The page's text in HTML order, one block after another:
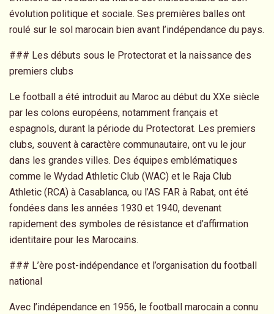
évolution politique et sociale. Ses premières balles ont
roulé sur le sol marocain bien avant l’indépendance du pays.
### Les débuts sous le Protectorat et la naissance des
premiers clubs
Le football a été introduit au Maroc au début du XXe siècle
par les colons européens, notamment français et
espagnols, durant la période du Protectorat. Les premiers
clubs, souvent à caractère communautaire, ont vu le jour
dans les grandes villes. Des équipes emblématiques
comme le Wydad Athletic Club (WAC) et le Raja Club
Athletic (RCA) à Casablanca, ou l’AS FAR à Rabat, ont été
fondées dans les années 1930 et 1940, devenant
rapidement des symboles de résistance et d’affirmation
identitaire pour les Marocains.
### L’ère post-indépendance et l’organisation du football
national
Avec l’indépendance en 1956, le football marocain a connu